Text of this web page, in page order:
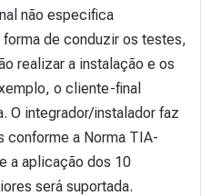
não especifica
de conduzir os testes,
realizar a instalação e os
o cliente-final
O integrador/instalador faz
conforme a Norma TIA-
a aplicação dos 10
será suportada.